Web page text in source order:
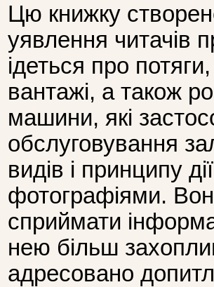
Цю книжку
уявлення читачів
ідеться про
вантажі, а також
машини, які
обслуговування
видів і принципу
фотографіями.
сприймати
нею більш
адресовано